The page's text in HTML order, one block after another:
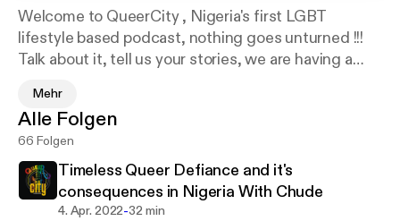
Welcome to QueerCity , Nigeria's first LGBT
lifestyle based podcast, nothing goes unturned !!!
Talk about it, tell us your stories, we are having a
happen here..
Follow Us on Twitter : @queercitypod9ja
Instagram : @Queercitypodcast
Mehr
Alle Folgen
66 Folgen
Timeless Queer Defiance and it's
consequences in Nigeria With Chude
4. Apr. 2022-32 min